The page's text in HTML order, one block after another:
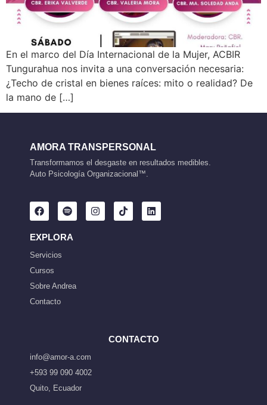
En el marco del Día Internacional de la Mujer, ACBIR
Tungurahua nos invita a una conversación necesaria:
¿Techo de cristal en bienes raíces: mito o realidad? De
la mano de […]
AMORA TRANSPERSONAL
Transformamos el desgaste en resultados medibles.
Auto Psicología Organizacional™.
EXPLORA
Servicios
Cursos
Sobre Andrea
Contacto
CONTACTO
info@amor-a.com
+593 99 090 4002
Quito, Ecuador